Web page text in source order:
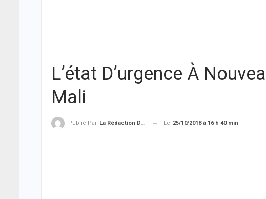
L’état D’urgence À
Mali
Publié Par La Rédaction De THIEYSENEGAL.com Le 25/10/2018 à 16 h 40 min